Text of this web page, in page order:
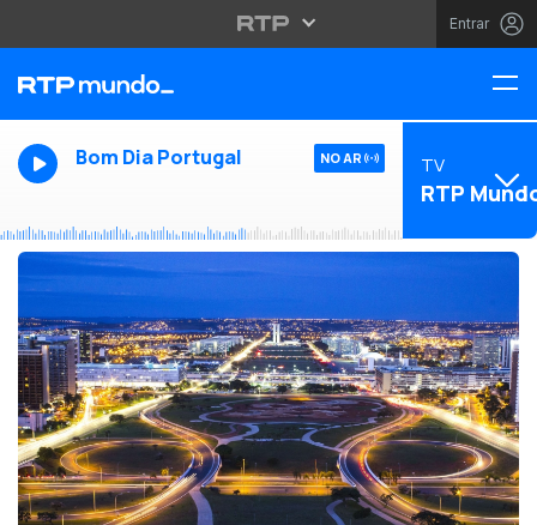
Entrar
Bom Dia Portugal NO AR TV
RTP